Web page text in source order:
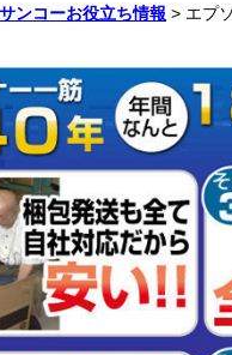
ンコーお役立ち情報 > エプ